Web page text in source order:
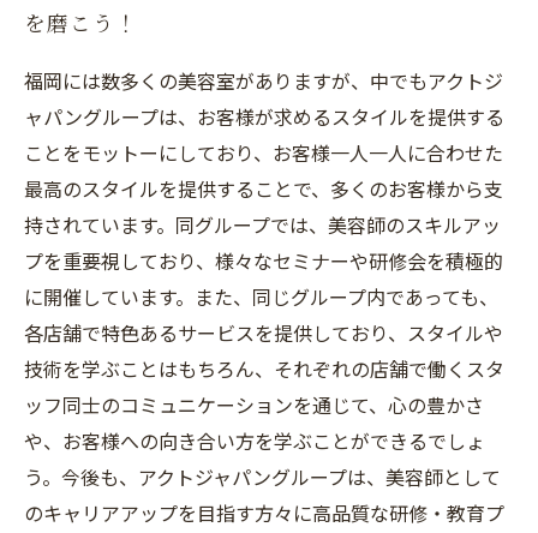
を磨こう！
福岡には数多くの美容室がありますが、中でもアクトジ
ャパングループは、お客様が求めるスタイルを提供する
ことをモットーにしており、お客様一人一人に合わせた
最高のスタイルを提供することで、多くのお客様から支
持されています。同グループでは、美容師のスキルアッ
プを重要視しており、様々なセミナーや研修会を積極的
に開催しています。また、同じグループ内であっても、
各店舗で特色あるサービスを提供しており、スタイルや
技術を学ぶことはもちろん、それぞれの店舗で働くスタ
ッフ同士のコミュニケーションを通じて、心の豊かさ
や、お客様への向き合い方を学ぶことができるでしょ
う。今後も、アクトジャパングループは、美容師として
のキャリアアップを目指す方々に高品質な研修・教育プ